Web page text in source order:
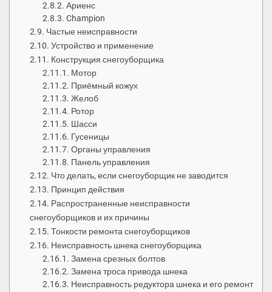
Ариенс
Champion
Частые неисправности
Устройство и применение
Конструкция снегоуборщика
Мотор
Приёмный кожух
Желоб
Ротор
Шасси
Гусеницы
Органы управления
Панель управления
Что делать, если снегоуборщик не заводится
Принцип действия
Распространенные неисправности
снегоуборщиков и их причины
Тонкости ремонта снегоуборщиков
Неисправность шнека снегоуборщика
Замена срезных болтов
Замена троса привода шнека
Неисправность редуктора шнека и его ремонт